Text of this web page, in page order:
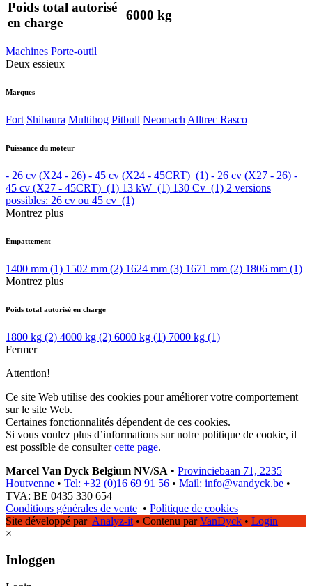
Poids total autorisé
en charge
6000 kg
Machines Porte-outil
Deux essieux
Marques
Fort Shibaura Multihog Pitbull Neomach Alltrec Rasco
Puissance du moteur
- 26 cv (X24 - 26) - 45 cv (X24 - 45CRT) (1) - 26 cv (X27 - 26) -
45 cv (X27 - 45CRT) (1) 13 kW (1) 130 Cv (1) 2 versions
possibles: 26 cv ou 45 cv (1)
Montrez plus
Empattement
1400 mm (1) 1502 mm (2) 1624 mm (3) 1671 mm (2) 1806 mm (1)
Montrez plus
Poids total autorisé en charge
1800 kg (2) 4000 kg (2) 6000 kg (1) 7000 kg (1)
Fermer
Attention!
Ce site Web utilise des cookies pour améliorer votre comportement
sur le site Web.
Certaines fonctionnalités dépendent de ces cookies.
Si vous voulez plus d’informations sur notre politique de cookie, il
est possible de consultercette page.
Marcel Van Dyck Belgium NV/SA • Provinciebaan 71, 2235
Houtvenne • Tel: +32 (0)16 69 91 56 • Mail: info@vandyck.be •
TVA: BE 0435 330 654
Conditions générales de vente • Politique de cookies
Site développé par Analyz-it • Contenu parVanDyck • Login
×
Inloggen